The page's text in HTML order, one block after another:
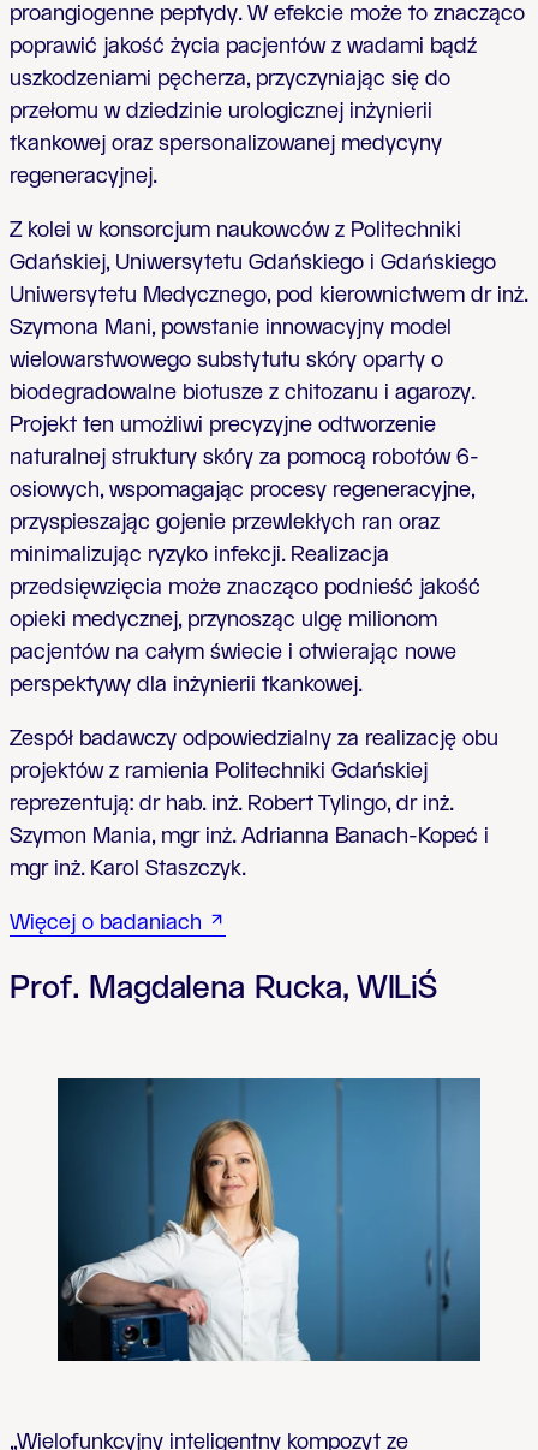
proangiogenne peptydy. W efekcie może to znacząco
poprawić jakość życia pacjentów z wadami bądź
uszkodzeniami pęcherza, przyczyniając się do
przełomu w dziedzinie urologicznej inżynierii
tkankowej oraz spersonalizowanej medycyny
regeneracyjnej.
Z kolei w konsorcjum naukowców z Politechniki
Gdańskiej, Uniwersytetu Gdańskiego i Gdańskiego
Uniwersytetu Medycznego, pod kierownictwem dr inż.
Szymona Mani, powstanie innowacyjny model
wielowarstwowego substytutu skóry oparty o
biodegradowalne biotusze z chitozanu i agarozy.
Projekt ten umożliwi precyzyjne odtworzenie
naturalnej struktury skóry za pomocą robotów 6-
osiowych, wspomagając procesy regeneracyjne,
przyspieszając gojenie przewlekłych ran oraz
minimalizując ryzyko infekcji. Realizacja
przedsięwzięcia może znacząco podnieść jakość
opieki medycznej, przynosząc ulgę milionom
pacjentów na całym świecie i otwierając nowe
perspektywy dla inżynierii tkankowej.
Zespół badawczy odpowiedzialny za realizację obu
projektów z ramienia Politechniki Gdańskiej
reprezentują: dr hab. inż. Robert Tylingo, dr inż.
Szymon Mania, mgr inż. Adrianna Banach-Kopeć i
mgr inż. Karol Staszczyk.
Więcej o badaniach
Prof. Magdalena Rucka, WILiŚ
„Wielofunkcyjny inteligentny kompozyt ze